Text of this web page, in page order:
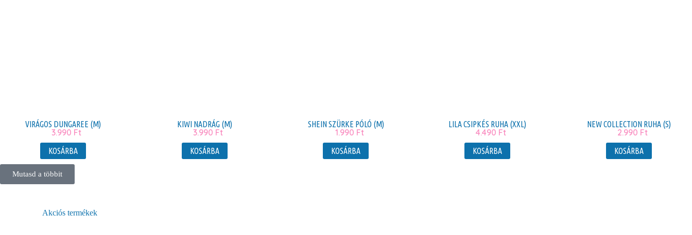
VIRÁGOS DUNGAREE (M)
3.990 Ft
KOSÁRBA
KIWI NADRÁG (M)
3.990 Ft
KOSÁRBA
SHEIN SZÜRKE PÓLÓ (M)
1.990 Ft
KOSÁRBA
LILA CSIPKÉS RUHA (XXL)
4.490 Ft
KOSÁRBA
NEW COLLECTION RUHA (S)
2.990 Ft
KOSÁRBA
Mutasd a többit
Akciós termékek